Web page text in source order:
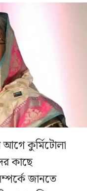
আগে কুর্মিটোলা
কাছে
জানতে